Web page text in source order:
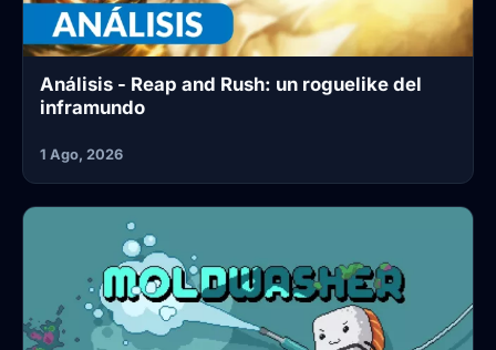
Análisis - Reap and Rush: un roguelike del
inframundo
1 Ago, 2026